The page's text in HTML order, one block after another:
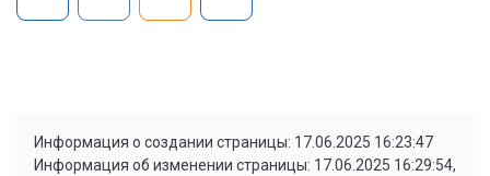
Информация о создании страницы: 17.06.2025 16:23:47
Информация об изменении страницы: 17.06.2025 16:29:54,